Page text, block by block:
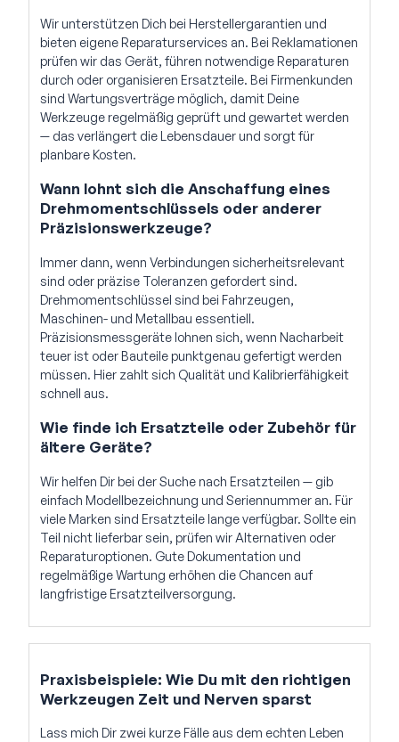
Wir unterstützen Dich bei Herstellergarantien und
bieten eigene Reparaturservices an. Bei Reklamationen
prüfen wir das Gerät, führen notwendige Reparaturen
durch oder organisieren Ersatzteile. Bei Firmenkunden
sind Wartungsverträge möglich, damit Deine
Werkzeuge regelmäßig geprüft und gewartet werden
— das verlängert die Lebensdauer und sorgt für
planbare Kosten.
Wann lohnt sich die Anschaffung eines
Drehmomentschlüssels oder anderer
Präzisionswerkzeuge?
Immer dann, wenn Verbindungen sicherheitsrelevant
sind oder präzise Toleranzen gefordert sind.
Drehmomentschlüssel sind bei Fahrzeugen,
Maschinen- und Metallbau essentiell.
Präzisionsmessgeräte lohnen sich, wenn Nacharbeit
teuer ist oder Bauteile punktgenau gefertigt werden
müssen. Hier zahlt sich Qualität und Kalibrierfähigkeit
schnell aus.
Wie finde ich Ersatzteile oder Zubehör für
ältere Geräte?
Wir helfen Dir bei der Suche nach Ersatzteilen — gib
einfach Modellbezeichnung und Seriennummer an. Für
viele Marken sind Ersatzteile lange verfügbar. Sollte ein
Teil nicht lieferbar sein, prüfen wir Alternativen oder
Reparaturoptionen. Gute Dokumentation und
regelmäßige Wartung erhöhen die Chancen auf
langfristige Ersatzteilversorgung.
Praxisbeispiele: Wie Du mit den richtigen
Werkzeugen Zeit und Nerven sparst
Lass mich Dir zwei kurze Fälle aus dem echten Leben